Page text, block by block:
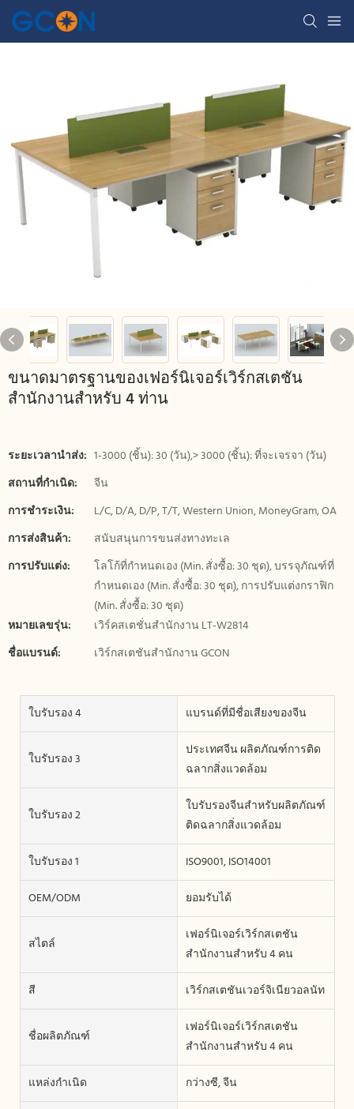
ขนาดมาตรฐานของเฟอร์นิเจอร์เวิร์กสเตชัน
สำนักงานสำหรับ 4 ท่าน
ระยะเวลานำส่ง: 1-3000 (ชิ้น): 30 (วัน),> 3000 (ชิ้น): ที่จะเจรจา (วัน)
สถานที่กำเนิด:
จีน
การชำระเงิน:
L/C, D/A, D/P, T/T, Western Union, MoneyGram, OA
การส่งสินค้า:
สนับสนุนการขนส่งทางทะเล
การปรับแต่ง:
โลโก้ที่กำหนดเอง (Min. สั่งซื้อ: 30 ชุด), บรรจุภัณฑ์ที่
กำหนดเอง (Min. สั่งซื้อ: 30 ชุด), การปรับแต่งกราฟิก
(Min. สั่งซื้อ: 30 ชุด)
หมายเลขรุ่น:
เวิร์คสเตชั่นสำนักงาน LT-W2814
ชื่อแบรนด์:
เวิร์กสเตชันสำนักงาน GCON
ใบรับรอง 4 แบรนด์ที่มีชื่อเสียงของจีน
ใบรับรอง 3
ประเทศจีน ผลิตภัณฑ์การติด
ฉลากสิ่งแวดล้อม
ใบรับรอง 2
ใบรับรองจีนสำหรับผลิตภัณฑ์
ติดฉลากสิ่งแวดล้อม
ใบรับรอง 1
ISO9001, ISO14001
OEM/ODM
ยอมรับได้
สไตล์
เฟอร์นิเจอร์เวิร์กสเตชัน
สำนักงานสำหรับ 4 คน
สี
เวิร์กสเตชันเวอร์จิเนียวอลนัท
ชื่อผลิตภัณฑ์
เฟอร์นิเจอร์เวิร์กสเตชัน
สำนักงานสำหรับ 4 คน
แหล่งกำเนิด
กว่างซี, จีน